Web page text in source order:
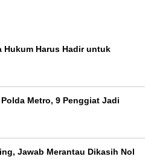
Hukum Harus Hadir untuk
Metro, 9 Penggiat Jadi
Jawab Merantau Dikasih Nol